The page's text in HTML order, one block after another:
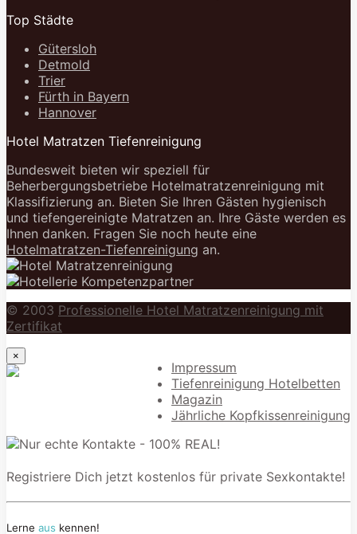
Top Städte
Gütersloh
Detmold
Trier
Fürth in Bayern
Hannover
Hotel Matratzen Tiefenreinigung
Bundesweit bieten wir speziell für
Beherbergungsbetriebe Hotelmatratzenreinigung mit
Klassifizierung an. Bieten Sie Ihren Gästen hygienisch
und tiefengereinigte Matratzen an. Ihre Gäste werden es
Ihnen danken. Fragen Sie noch heute eine
Hotelmatratzen-Tiefenreinigung an.
© 2003 Professionelle Hotel Matratzenreinigung mit
Zertifikat
Impressum
Tiefenreinigung Hotelbetten
Magazin
Jährliche Kopfkissenreinigung
×
Registriere Dich jetzt kostenlos für private Sexkontakte!
Lerne aus kennen!